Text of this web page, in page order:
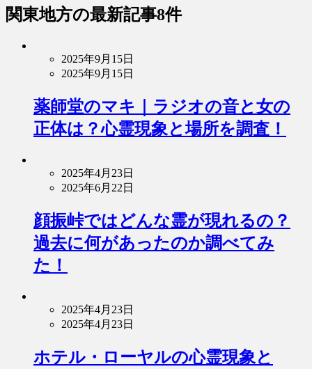
関東地方の最新記事8件
2025年9月15日
2025年9月15日
薬師堂のマキ｜ラジオの音と女の
正体は？心霊現象と場所を調査！
2025年4月23日
2025年6月22日
顔振峠ではどんな霊が現れるの？
過去に何があったのか調べてみ
た！
2025年4月23日
2025年4月23日
ホテル・ローヤルの心霊現象と